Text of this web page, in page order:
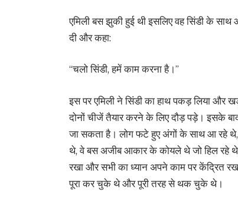
एमिली बस झुकी हुई थी इसलिए वह सिंडी के साथ
दी और कहा:
“चलो सिंडी, हमें काम करना है।”
इस पर एमिली ने सिंडी का हाथ पकड़ लिया और
दोनों चीजें तैयार करने के लिए दौड़ पड़े। इसके
जा सकता है। लोग फटे हुए अंगों के साथ आ रहे
थे, वे बस अजीब आकार के कोयले थे जो हिल रहे थे।
रखा और सभी का ध्यान अपने काम पर केंद्रित
पूरा कर चुके थे और पूरी तरह से थक चुके थे।